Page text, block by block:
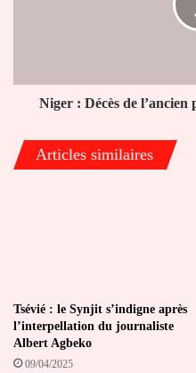
Niger : Décès de
Articles similaires
Tsévié : le Synjit s’indigne après
l’interpellation du journaliste
Albert Agbeko
09/04/2025